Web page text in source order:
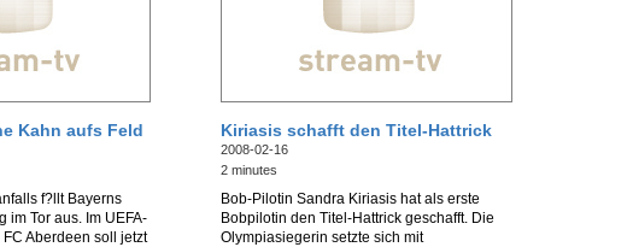
Kahn aufs Feld
f?llt Bayerns
im Tor aus. Im UEFA-
Aberdeen soll jetzt
Kiriasis schafft den Titel-Hattrick
2008-02-16
2 minutes
Bob-Pilotin Sandra Kiriasis hat als erste
Bobpilotin den Titel-Hattrick geschafft. Die
Olympiasiegerin setzte sich mit